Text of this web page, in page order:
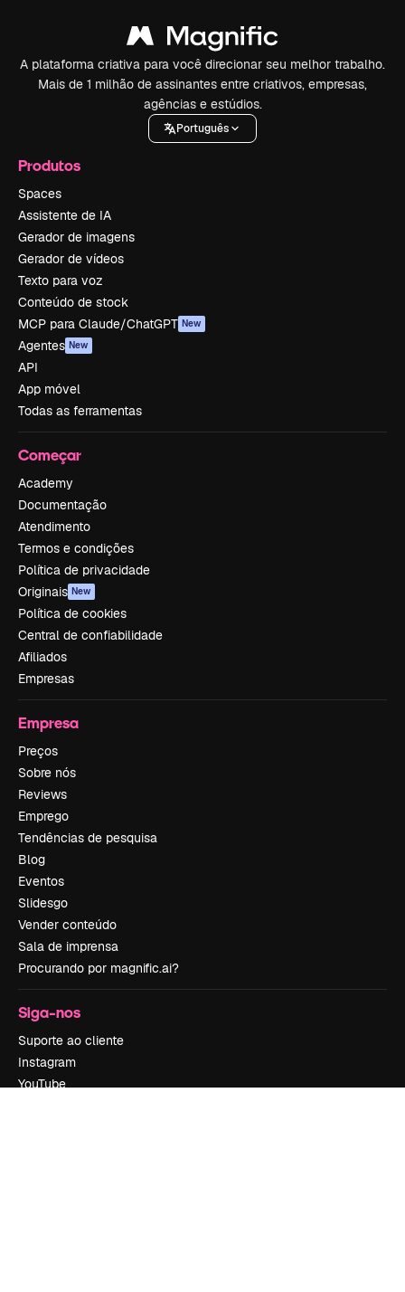
A plataforma criativa para você direcionar seu melhor trabalho.
Mais de 1 milhão de assinantes entre criativos, empresas,
agências e estúdios.
Português
Produtos
Spaces
Assistente de IA
Gerador de imagens
Gerador de vídeos
Texto para voz
Conteúdo de stock
MCP para Claude/ChatGPT New
Agentes New
API
App móvel
Todas as ferramentas
Começar
Academy
Documentação
Atendimento
Termos e condições
Política de privacidade
Originais New
Política de cookies
Central de confiabilidade
Afiliados
Empresas
Empresa
Preços
Sobre nós
Reviews
Emprego
Tendências de pesquisa
Blog
Eventos
Slidesgo
Vender conteúdo
Sala de imprensa
Procurando por magnific.ai?
Siga-nos
Suporte ao cliente
Instagram
YouTube